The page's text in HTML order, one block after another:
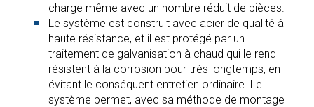
charge même avec un nombre réduit de pièces.
Le système est construit avec acier de qualité à
haute résistance, et il est protégé par un
traitement de galvanisation à chaud qui le rend
résistent à la corrosion pour très longtemps, en
évitant le conséquent entretien ordinaire. Le
système permet, avec sa méthode de montage